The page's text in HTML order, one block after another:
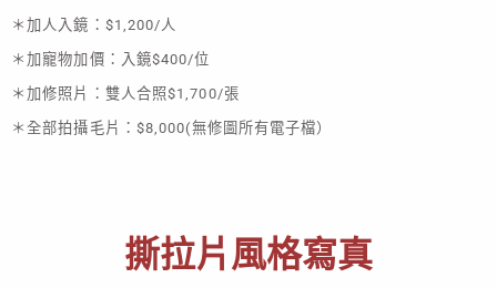
＊加人入鏡：$1,200/人
＊加寵物加價：入鏡$400/位
＊加修照片：雙人合照$1,700/張
＊全部拍攝毛片：$8,000(無修圖所有電子檔）
撕拉片風格寫真